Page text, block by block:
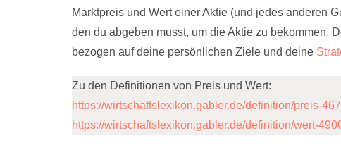
Marktpreis und Wert einer Aktie (und jedes anderen
den du abgeben musst, um die Aktie zu bekommen.
bezogen auf deine persönlichen Ziele und deine
Zu den Definitionen von Preis und Wert:
https://wirtschaftslexikon.gabler.de/definition/preis-
https://wirtschaftslexikon.gabler.de/definition/wert-